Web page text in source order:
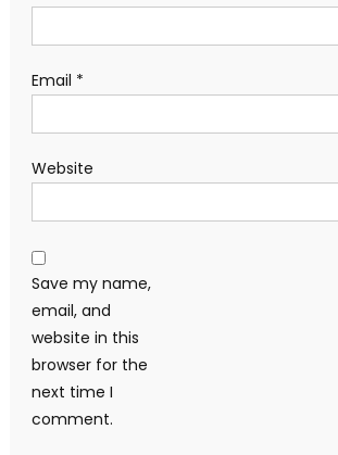
Email *
Website
Save my name,
email, and
website in this
browser for the
next time I
comment.